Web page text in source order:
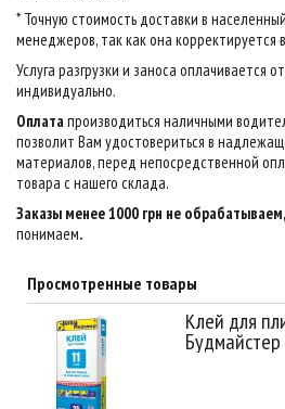
* Точную стоимость доставки в
менеджеров, так как она корректируется
Услуга разгрузки и заноса оплачивается
индивидуально.
Оплатапроизводиться наличными
позволит Вам удостовериться в
материалов, перед непосредственной
товара с нашего склада.
Заказы менее 1000 грн не обрабатываем,
понимаем.
Просмотренные товары
Клей для